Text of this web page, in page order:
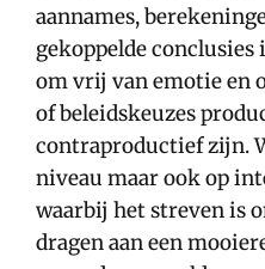
aannames,
gekoppelde
om vrij van emotie en
of beleidskeuzes
contraproductief zijn.
niveau maar ook op
waarbij het streven is
dragen aan een